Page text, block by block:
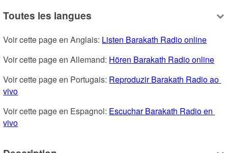
Toutes les langues
Voir cette page en Anglais: Listen Barakath Radio online
Voir cette page en Allemand: Hören Barakath Radio online
Voir cette page en Portugais: Reproduzir Barakath Radio ao
vivo
Voir cette page en Espagnol: Escuchar Barakath Radio en
vivo